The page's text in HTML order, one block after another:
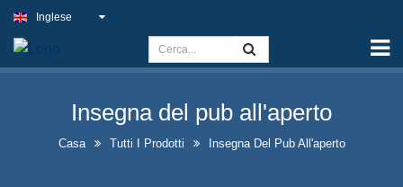
Capacità
Cartello di luce sottile
Insegna del pub all'aperto
Inglese
Insegna del pub all'aperto
Casa Tutti I Prodotti Insegna Del Pub All'aperto